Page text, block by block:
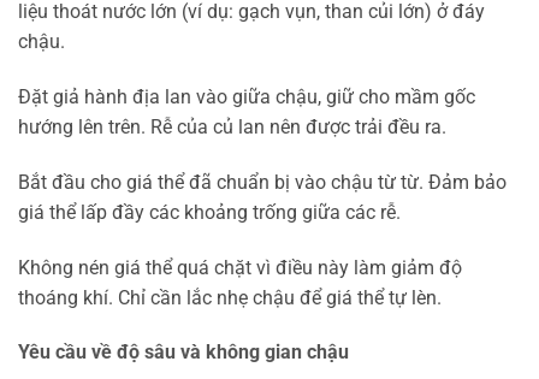
liệu thoát nước lớn (ví dụ: gạch vụn, than củi lớn) ở đáy
chậu.
Đặt giả hành địa lan vào giữa chậu, giữ cho mầm gốc
hướng lên trên. Rễ của củ lan nên được trải đều ra.
Bắt đầu cho giá thể đã chuẩn bị vào chậu từ từ. Đảm bảo
giá thể lấp đầy các khoảng trống giữa các rễ.
Không nén giá thể quá chặt vì điều này làm giảm độ
thoáng khí. Chỉ cần lắc nhẹ chậu để giá thể tự lèn.
Yêu cầu về độ sâu và không gian chậu